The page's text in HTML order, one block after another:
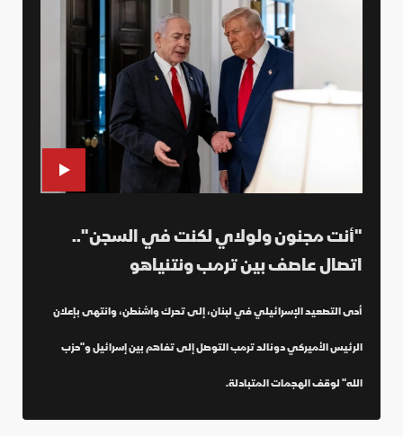
"أنت مجنون ولولاي لكنت في السجن"..
اتصال عاصف بين ترمب ونتنياهو
أدى التصعيد الإسرائيلي في لبنان، إلى تحرك واشنطن، وانتهى بإعلان
الرئيس الأميركي دونالد ترمب التوصل إلى تفاهم بين إسرائيل و"حزب
الله" لوقف الهجمات المتبادلة.